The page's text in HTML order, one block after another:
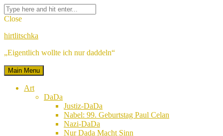
Skip
to
Facebook
Twitter
Google
Plus
Linkedin
Instagram
YouTube
Pinterest
Tumblr
Flickr
VK
Search
for:
Close
hirtlitschka
„Eigentlich wollte ich nur daddeln“
Main Menu
Art
DaDa
Justiz-DaDa
Nabel: 99. Geburtstag Paul Celan
Nazi-DaDa
Nur Dada Macht Sinn